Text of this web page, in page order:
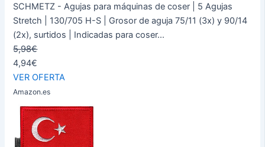
SCHMETZ - Agujas para máquinas de coser | 5 Agujas
Stretch | 130/705 H-S | Grosor de aguja 75/11 (3x) y 90/14
(2x), surtidos | Indicadas para coser...
5,98€
4,94€
VER OFERTA
Amazon.es